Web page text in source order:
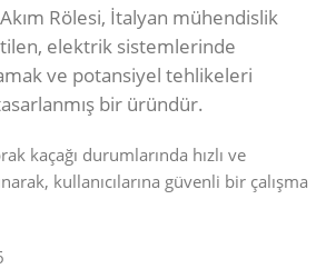
Akım Rölesi, İtalyan mühendislik
elektrik sistemlerinde
ve potansiyel tehlikeleri
bir üründür.
kaçağı durumlarında hızlı ve
kullanıcılarına güvenli bir çalışma